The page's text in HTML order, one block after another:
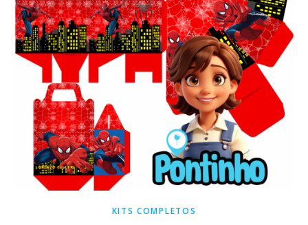
KITS COMPLETOS